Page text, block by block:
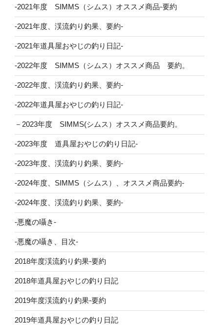
-2021年度 SIMMS（シムス）オススメ商品-要約
-2021年度、渓流釣り釣果、要約-
-2021年道具屋おやじの釣り日記-
-2022年度 SIMMS（シムス）オススメ商品 要約。
-2022年度、渓流釣り釣果、要約-
-2022年道具屋おやじの釣り日記-
－2023年度 SIMMS(シムス）オススメ商品要約。
-2023年度 道具屋おやじの釣り日記-
-2023年度、渓流釣り釣果、要約-
-2024年度、SIMMS（シムス）、オススメ商品要約-
-2024年度、渓流釣り釣果、要約-
-悪魔の囁き-
-悪魔の囁き、目次-
2018年度渓流釣り釣果-要約
2018年道具屋おやじの釣り日記
2019年度渓流釣り釣果-要約
2019年道具屋おやじの釣り日記